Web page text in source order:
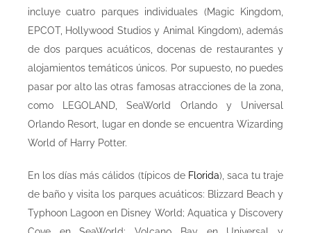
incluye cuatro parques individuales (Magic Kingdom,
EPCOT, Hollywood Studios y Animal Kingdom), además
de dos parques acuáticos, docenas de restaurantes y
alojamientos temáticos únicos. Por supuesto, no puedes
pasar por alto las otras famosas atracciones de la zona,
como LEGOLAND, SeaWorld Orlando y Universal
Orlando Resort, lugar en donde se encuentra Wizarding
World of Harry Potter.
En los días más cálidos (típicos de Florida), saca tu traje
de baño y visita los parques acuáticos: Blizzard Beach y
Typhoon Lagoon en Disney World; Aquatica y Discovery